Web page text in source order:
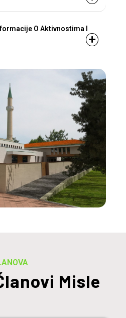
O Aktivnostima I
Misle